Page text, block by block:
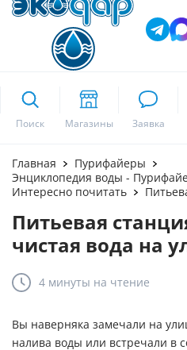
Поиск
Москва
Главная
Пурифайеры
Энциклопедия воды -
Интересно почитать
Питьевая
чистая вода на
4 минуты на чтение
Вы наверняка замечали на
налива воды или встречали в